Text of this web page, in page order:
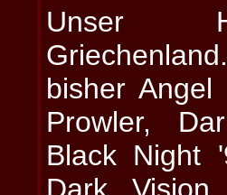
Unser
bisher
Prowler,
Black Night